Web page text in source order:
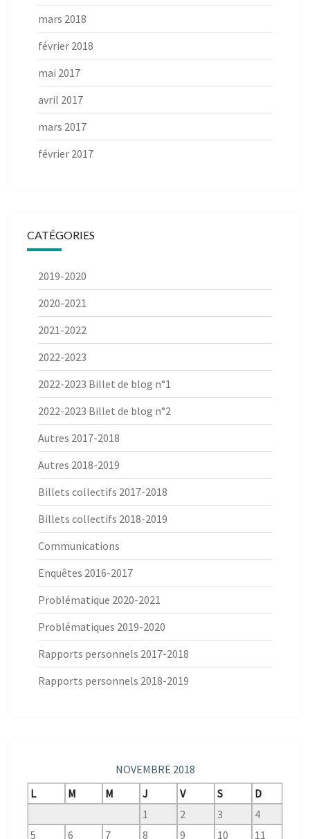
mars 2018
février 2018
mai 2017
avril 2017
mars 2017
février 2017
CATÉGORIES
2019-2020
2020-2021
2021-2022
2022-2023
2022-2023 Billet de blog n°1
2022-2023 Billet de blog n°2
Autres 2017-2018
Autres 2018-2019
Billets collectifs 2017-2018
Billets collectifs 2018-2019
Communications
Enquêtes 2016-2017
Problématique 2020-2021
Problématiques 2019-2020
Rapports personnels 2017-2018
Rapports personnels 2018-2019
NOVEMBRE 2018
L
M M J V S
D
1
2 3
4
5
6 7 8 9 10 11